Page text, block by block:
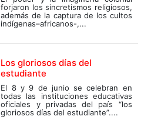
forjaron los sincretismos religiosos,
además de la captura de los cultos
indígenas–africanos-,...
Los gloriosos días del
estudiante
El 8 y 9 de junio se celebran en
todas las instituciones educativas
oficiales y privadas del país “los
gloriosos días del estudiante”....